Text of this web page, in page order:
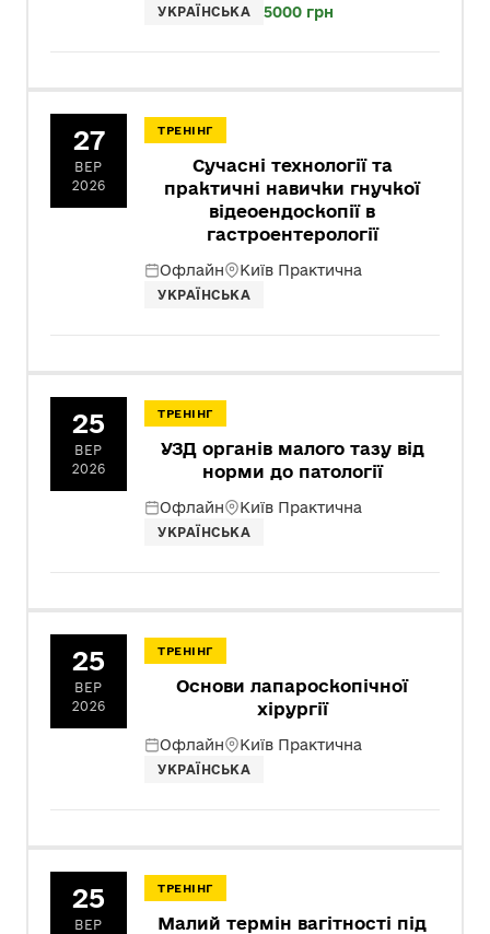
УКРАЇНСЬКА 5000 грн
27
ВЕР
2026
ТРЕНІНГ
Сучасні технології та
практичні навички гнучкої
відеоендоскопії в
гастроентерології
Офлайн Київ Практична
УКРАЇНСЬКА
25
ВЕР
2026
ТРЕНІНГ
УЗД органів малого тазу від
норми до патології
Офлайн Київ Практична
УКРАЇНСЬКА
25
ВЕР
2026
ТРЕНІНГ
Основи лапароскопічної
хірургії
Офлайн Київ Практична
УКРАЇНСЬКА
25
ВЕР
ТРЕНІНГ
Малий термін вагітності під